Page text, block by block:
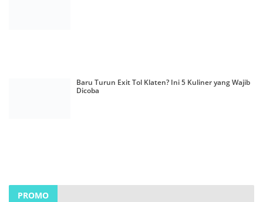
Baru Turun Exit Tol Klaten? Ini 5 Kuliner yang Wajib
Dicoba
PROMO